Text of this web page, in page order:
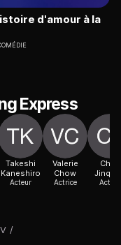
/
d'amour à la
Express
Takeshi
Kaneshiro
Acteur
Valerie
Chow
Actrice
Chen
Acteur